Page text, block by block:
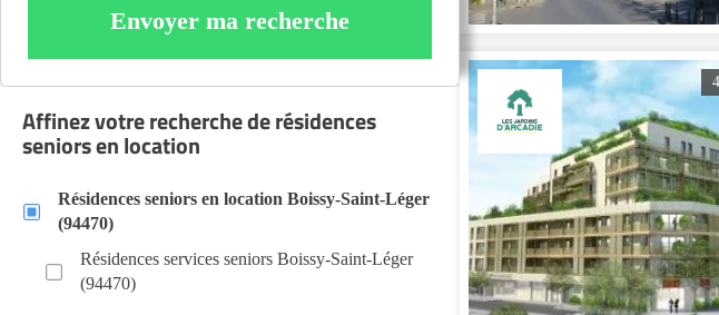
4
Envoyer ma recherche
Affinez votre recherche de résidences
seniors en location
Résidences seniors en location Boissy-Saint-Léger
(94470)
Résidences services seniors Boissy-Saint-Léger
(94470)